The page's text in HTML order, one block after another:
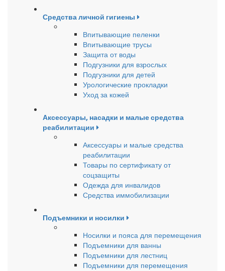
Средства личной гигиены
Впитывающие пеленки
Впитывающие трусы
Защита от воды
Подгузники для взрослых
Подгузники для детей
Урологические прокладки
Уход за кожей
Аксессуары, насадки и малые средства
реабилитации
Аксессуары и малые средства
реабилитации
Товары по сертификату от
соцзащиты
Одежда для инвалидов
Средства иммобилизации
Подъемники и носилки
Носилки и пояса для перемещения
Подъемники для ванны
Подъемники для лестниц
Подъемники для перемещения